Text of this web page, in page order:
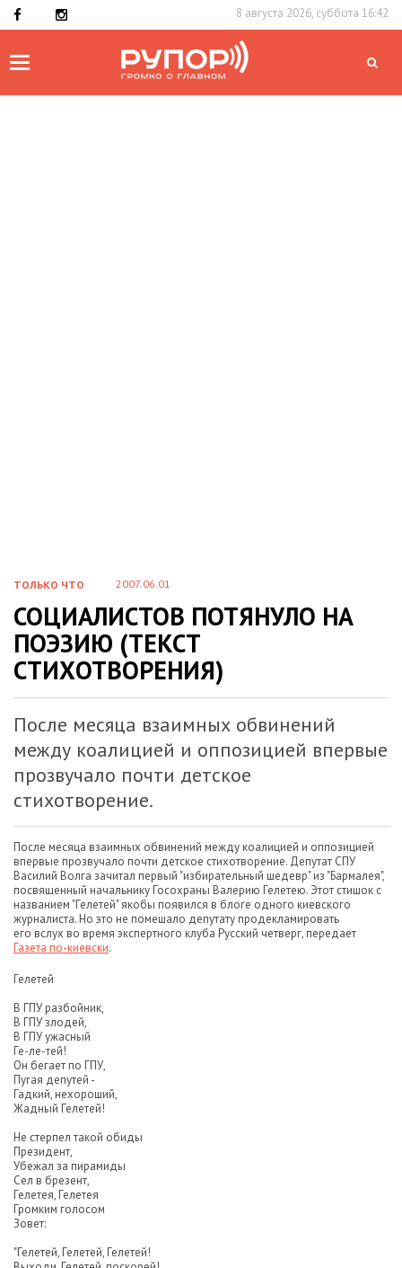
8 августа 2026, суббота 16:42
Toggle
ТОЛЬКО ЧТО 2007.06.01
СОЦИАЛИСТОВ ПОТЯНУЛО НА
ПОЭЗИЮ (ТЕКСТ
СТИХОТВОРЕНИЯ)
После месяца взаимных обвинений
между коалицией и оппозицией впервые
прозвучало почти детское
стихотворение.
После месяца взаимных обвинений между коалицией и оппозицией
впервые прозвучало почти детское стихотворение. Депутат СПУ
Василий Волга зачитал первый "избирательный шедевр" из "Бармалея",
посвященный начальнику Госохраны Валерию Гелетею. Этот стишок с
названием "Гелетей" якобы появился в блоге одного киевского
журналиста. Но это не помешало депутату продекламировать
его вслух во время экспертного клуба Русский четверг, передает
Газета по-киевски.
Гелетей
В ГПУ разбойник,
В ГПУ злодей,
В ГПУ ужасный
Ге-ле-тей!
Он бегает по ГПУ,
Пугая депутей -
Гадкий, нехороший,
Жадный Гелетей!
Не стерпел такой обиды
Президент,
Убежал за пирамиды
Сел в брезент,
Гелетея, Гелетея
Громким голосом
Зовет:
"Гелетей, Гелетей, Гелетей!